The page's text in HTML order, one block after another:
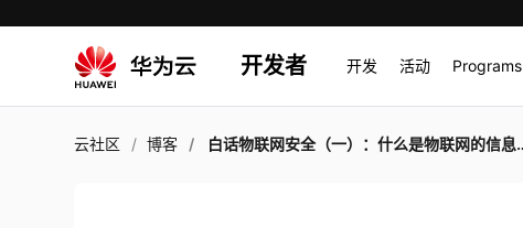
开发者 开发 活动 Programs
云社区 博客 白话物联网安全（一）：什么是物联网的信息安全